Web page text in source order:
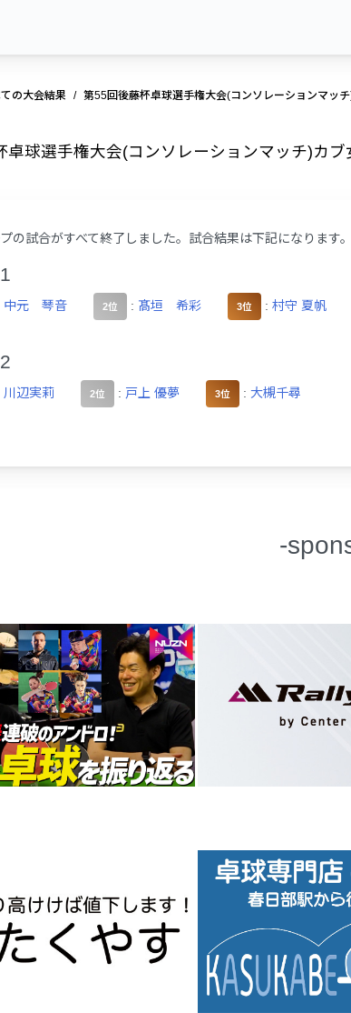
の大会結果 第55回後藤杯卓球選手権大会(コンソレーションマッ
卓球選手権大会(コンソレーションマッチ)カ
の試合がすべて終了しました。試合結果は下記になります。
中元 琴音 2位 : 髙垣 希彩 3位 : 村守 夏帆
川辺実莉 2位 : 戸上 優夢 3位 : 大槻千尋
-